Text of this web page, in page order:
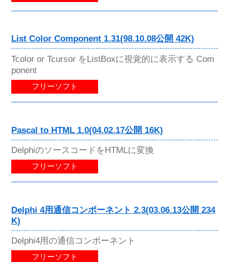
List Color Component 1.31(98.10.08公開 42K)
Tcolor or Tcursor をListBoxに視覚的に表示する Com
ponent
フリーソフト
Pascal to HTML 1.0(04.02.17公開 16K)
DelphiのソースコードをHTMLに変換
フリーソフト
Delphi 4用通信コンポーネント 2.3(03.06.13公開 234
K)
Delphi4用の通信コンポーネント
フリーソフト